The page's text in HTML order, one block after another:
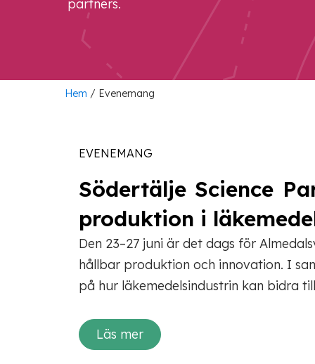
partners.
Hem / Evenemang
EVENEMANG
Södertälje Science
produktion i
Den 23–27 juni är det dags för
hållbar produktion och innovation. I
på hur läkemedelsindustrin kan bidra
Läs mer